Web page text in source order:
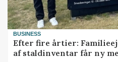
BUSINESS
Efter fire årtier:
af staldinventar får ny